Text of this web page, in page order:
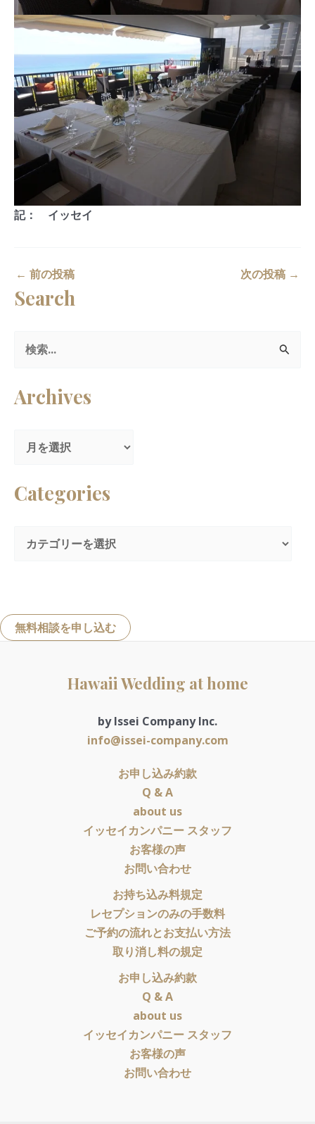
記： イッセイ
← 前の投稿 次の投稿 →
Search
対
Archives
Categories
無料相談を申し込む
Hawaii Wedding at home
by Issei Company Inc.
info@issei-company.com
お申し込み約款
Q & A
about us
イッセイカンパニー スタッフ
お客様の声
お問い合わせ
お持ち込み料規定
レセプションのみの手数料
ご予約の流れとお支払い方法
取り消し料の規定
お申し込み約款
Q & A
about us
イッセイカンパニー スタッフ
お客様の声
お問い合わせ